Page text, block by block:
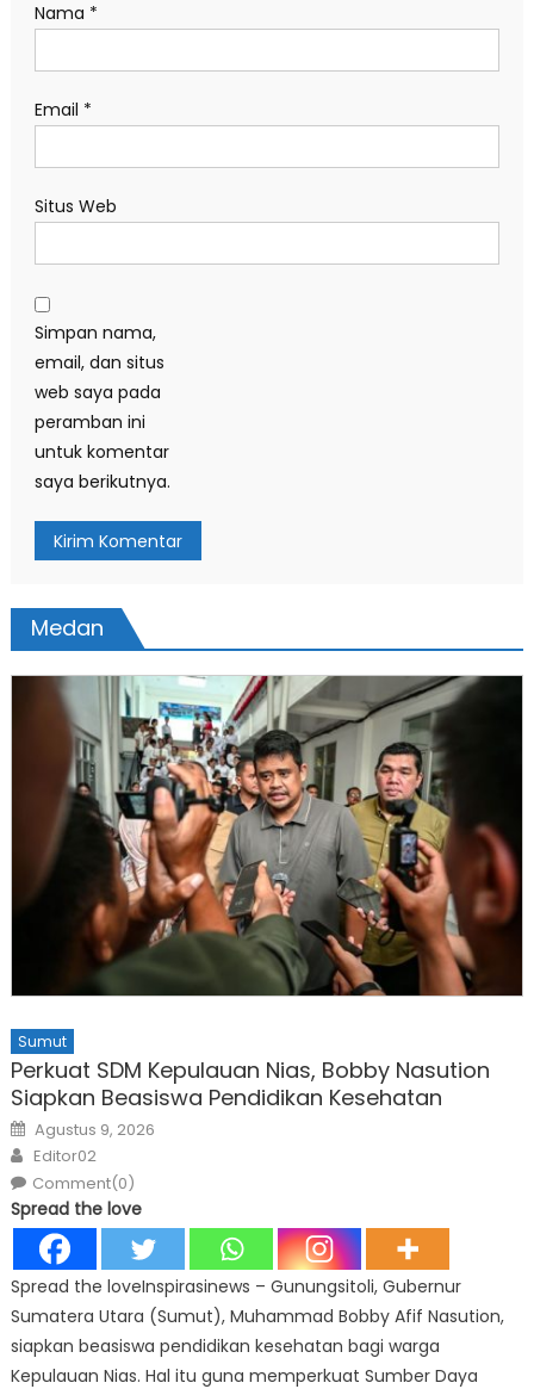
Nama *
Email *
Situs Web
Simpan nama,
email, dan situs
web saya pada
peramban ini
untuk komentar
saya berikutnya.
Medan
Sumut
Perkuat SDM Kepulauan Nias, Bobby Nasution
Siapkan Beasiswa Pendidikan Kesehatan
Posted
on
Agustus 9, 2026
Author
Editor02
Comment(0)
Spread the love
Spread the loveInspirasinews – Gunungsitoli, Gubernur
Sumatera Utara (Sumut), Muhammad Bobby Afif Nasution,
siapkan beasiswa pendidikan kesehatan bagi warga
Kepulauan Nias. Hal itu guna memperkuat Sumber Daya